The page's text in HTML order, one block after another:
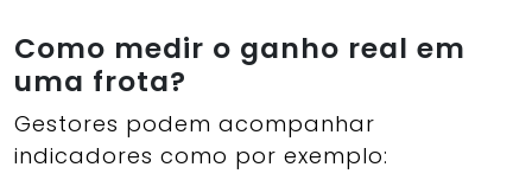
Como medir o ganho real em
uma frota?
Gestores podem acompanhar
indicadores como por exemplo: